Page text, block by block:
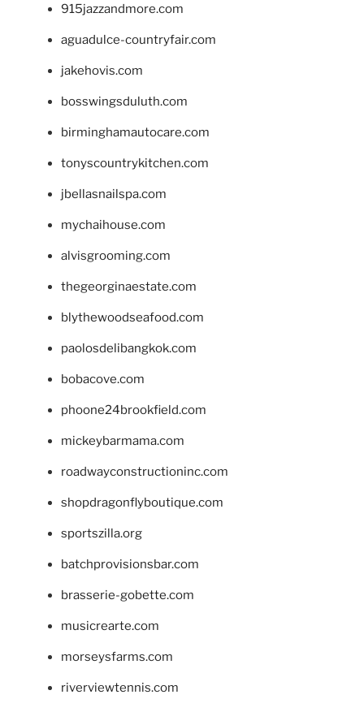
915jazzandmore.com
aguadulce-countryfair.com
jakehovis.com
bosswingsduluth.com
birminghamautocare.com
tonyscountrykitchen.com
jbellasnailspa.com
mychaihouse.com
alvisgrooming.com
thegeorginaestate.com
blythewoodseafood.com
paolosdelibangkok.com
bobacove.com
phoone24brookfield.com
mickeybarmama.com
roadwayconstructioninc.com
shopdragonflyboutique.com
sportszilla.org
batchprovisionsbar.com
brasserie-gobette.com
musicrearte.com
morseysfarms.com
riverviewtennis.com